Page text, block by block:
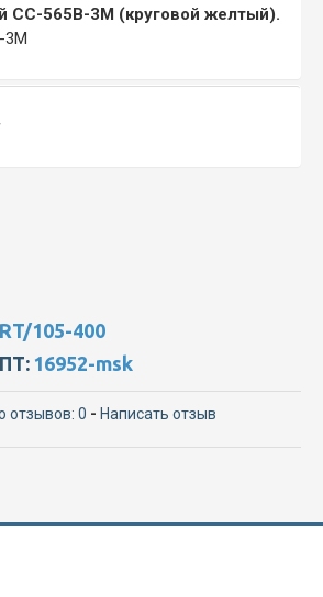
СС-565В-3М (круговой желтый).
3М
105-400
16952-msk
отзывов: 0 - Написать отзыв